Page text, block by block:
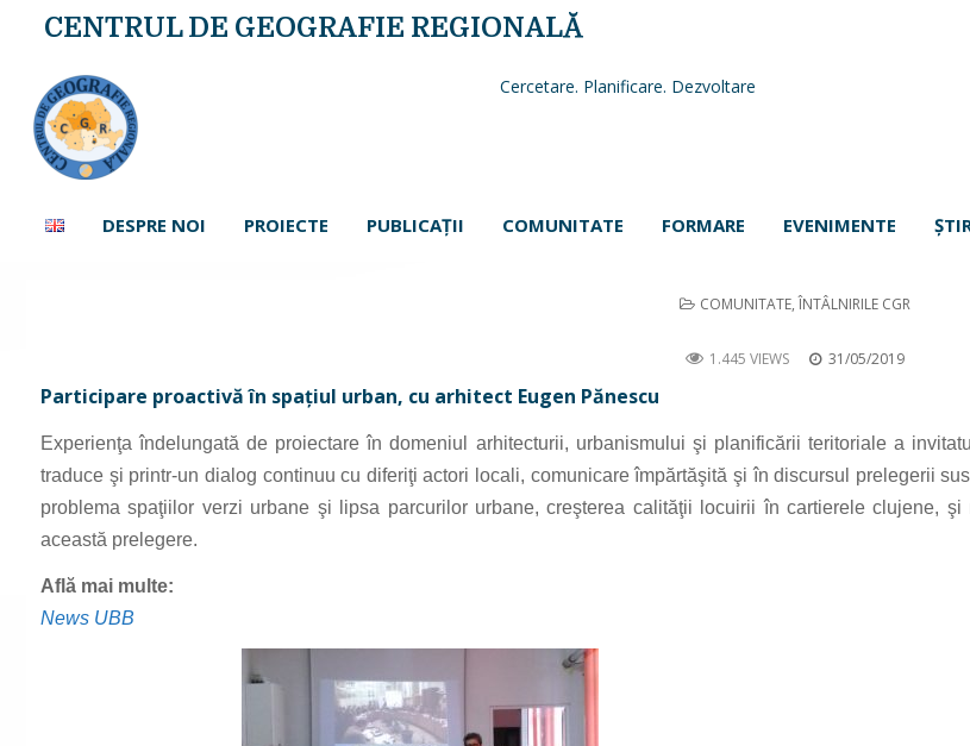
CENTRUL DE GEOGRAFIE REGIONALĂ
Cercetare. Planificare. Dezvoltare
DESPRE NOI PROIECTE PUBLICAŢII COMUNITATE FORMARE EVENIMENTE
POSTED
COMUNITATE,ÎNTÂLNIRILE CGR
1.445 VIEWS 31/05/2019
Participare proactivă în spaţiul urban, cu arhitect Eugen Pănescu
Experienţa îndelungată de proiectare în domeniul arhitecturii, urbanismului şi planificării teritoriale a
traduce şi printr-un dialog continuu cu diferiţi actori locali, comunicare împărtăşită şi în discursul prelegerii
problema spaţiilor verzi urbane şi lipsa parcurilor urbane, creşterea calităţii locuirii în cartierele clujene,
această prelegere.
Află mai multe:
News UBB